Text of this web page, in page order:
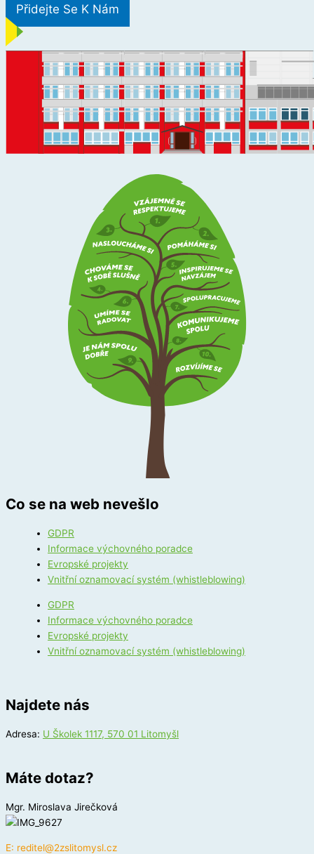
Přidejte Se K Nám
Co se na web nevešlo
GDPR
Informace výchovného poradce
Evropské projekty
Vnitřní oznamovací systém (whistleblowing)
GDPR
Informace výchovného poradce
Evropské projekty
Vnitřní oznamovací systém (whistleblowing)
Najdete nás
Adresa: U Školek 1117, 570 01 Litomyšl
Máte dotaz?
Mgr. Miroslava Jirečková
E: reditel@2zslitomysl.cz